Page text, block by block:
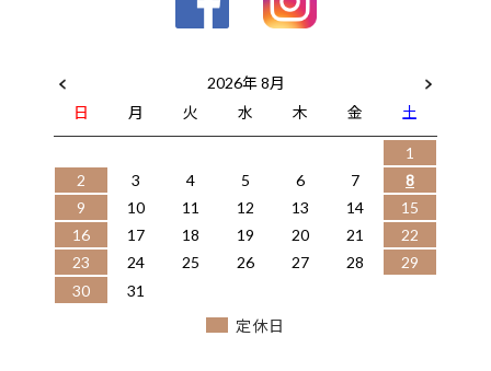
2026年 8月
日
月 火 水 木 金
土
1
2
3 4 5 6 7
8
9
10 11 12 13 14
15
16
17 18 19 20 21
22
23
24 25 26 27 28
29
30
31
定休日